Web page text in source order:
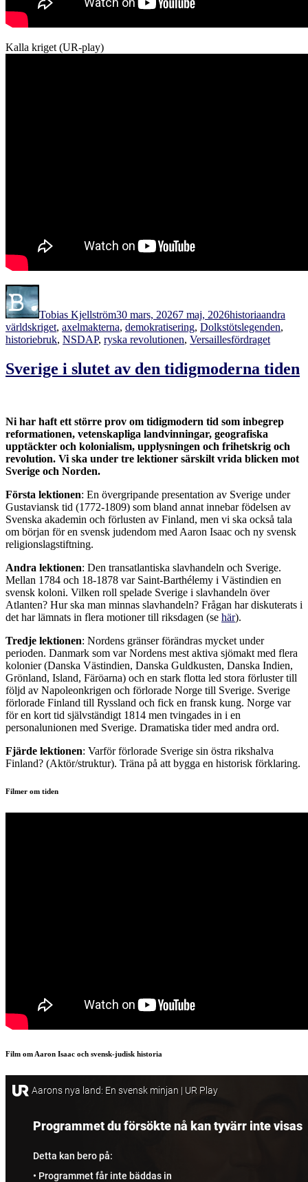
Kalla kriget (UR-play)
Tobias Kjellström30 mars, 20267 maj, 2026historiaandra
världskriget, axelmakterna, demokratisering, Dolkstötslegenden,
historiebruk, NSDAP, ryska revolutionen, Versaillesfördraget
Sverige i slutet av den tidigmoderna tiden
Ni har haft ett större prov om tidigmodern tid som inbegrep
reformationen, vetenskapliga landvinningar, geografiska
upptäckter och kolonialism, upplysningen och frihetskrig och
revolution. Vi ska under tre lektioner särskilt vrida blicken mot
Sverige och Norden.
Första lektionen: En övergripande presentation av Sverige under
Gustaviansk tid (1772-1809) som bland annat innebar födelsen av
Svenska akademin och förlusten av Finland, men vi ska också tala
om början för en svensk judendom med Aaron Isaac och ny svensk
religionslagstiftning.
Andra lektionen: Den transatlantiska slavhandeln och Sverige.
Mellan 1784 och 18-1878 var Saint-Barthélemy i Västindien en
svensk koloni. Vilken roll spelade Sverige i slavhandeln över
Atlanten? Hur ska man minnas slavhandeln? Frågan har diskuterats i
det har lämnats in flera motioner till riksdagen (se här).
Tredje lektionen: Nordens gränser förändras mycket under
perioden. Danmark som var Nordens mest aktiva sjömakt med flera
kolonier (Danska Västindien, Danska Guldkusten, Danska Indien,
Grönland, Island, Färöarna) och en stark flotta led stora förluster till
följd av Napoleonkrigen och förlorade Norge till Sverige. Sverige
förlorade Finland till Ryssland och fick en fransk kung. Norge var
för en kort tid självständigt 1814 men tvingades in i en
personalunionen med Sverige. Dramatiska tider med andra ord.
Fjärde lektionen: Varför förlorade Sverige sin östra rikshalva
Finland? (Aktör/struktur). Träna på att bygga en historisk förklaring.
Filmer om tiden
Film om Aaron Isaac och svensk-judisk historia